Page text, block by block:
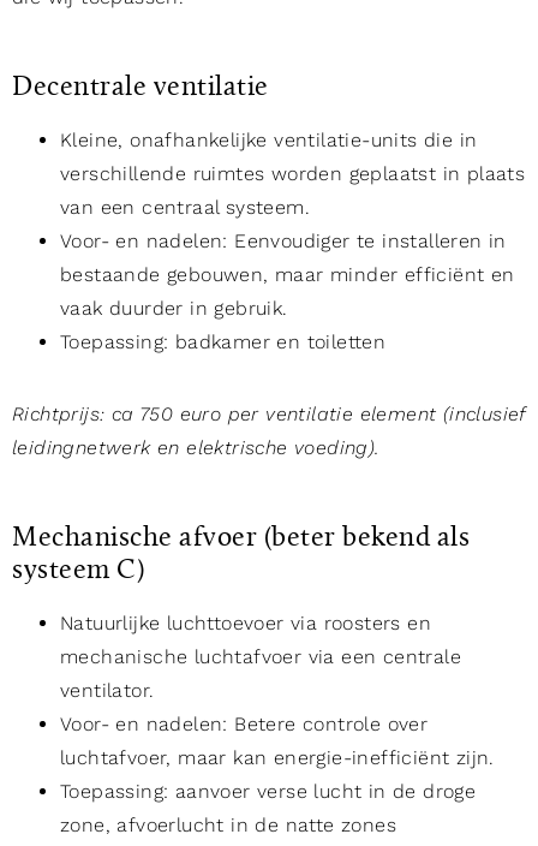
Decentrale ventilatie
Kleine, onafhankelijke ventilatie-units die in
verschillende ruimtes worden geplaatst in plaats
van een centraal systeem.
Voor- en nadelen: Eenvoudiger te installeren in
bestaande gebouwen, maar minder efficiënt en
vaak duurder in gebruik.
Toepassing: badkamer en toiletten
Richtprijs: ca 750 euro per ventilatie element (inclusief
leidingnetwerk en elektrische voeding).
Mechanische afvoer (beter bekend als
systeem C)
Natuurlijke luchttoevoer via roosters en
mechanische luchtafvoer via een centrale
ventilator.
Voor- en nadelen: Betere controle over
luchtafvoer, maar kan energie-inefficiënt zijn.
Toepassing: aanvoer verse lucht in de droge
zone, afvoerlucht in de natte zones